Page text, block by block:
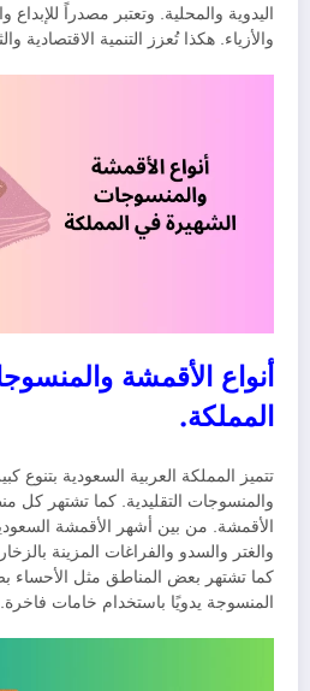
اليدوية والمحلية. وتعتبر مصدراً للإبداع
والأزياء. هكذا تُعزز التنمية الاقتصادية
أنواع الأقمشة
المملكة.
تتميز المملكة العربية السعودية بتنوع
والمنسوجات التقليدية. كما تشتهر كل
الأقمشة. من بين أشهر الأقمشة
والغتر والسدو والفراغات المزينة
كما تشتهر بعض المناطق مثل الأحساء
المنسوجة يدويًا باستخدام خامات فاخرة.